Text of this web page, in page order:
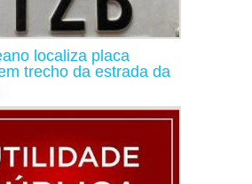
localiza placa
trecho da estrada da